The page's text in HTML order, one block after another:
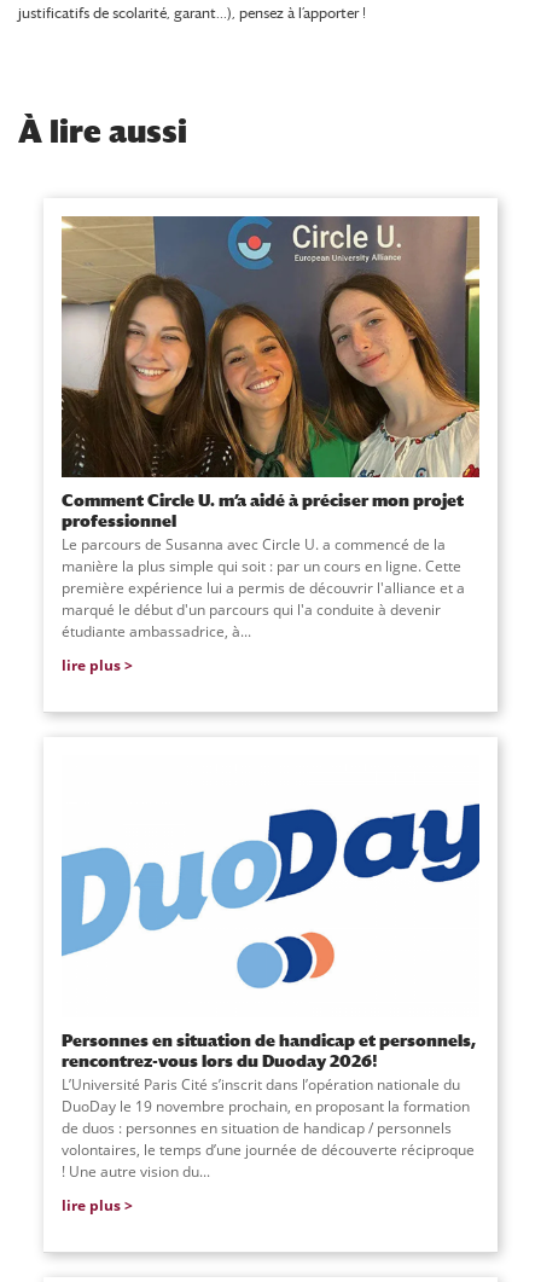
justificatifs de scolarité, garant…), pensez à l’apporter !
À lire aussi
Comment Circle U. m’a aidé à préciser mon projet
professionnel
Le parcours de Susanna avec Circle U. a commencé de la
manière la plus simple qui soit : par un cours en ligne. Cette
première expérience lui a permis de découvrir l'alliance et a
marqué le début d'un parcours qui l'a conduite à devenir
étudiante ambassadrice, à...
lire plus
Personnes en situation de handicap et personnels,
rencontrez-vous lors du Duoday 2026!
L’Université Paris Cité s’inscrit dans l’opération nationale du
DuoDay le 19 novembre prochain, en proposant la formation
de duos : personnes en situation de handicap / personnels
volontaires, le temps d’une journée de découverte réciproque
! Une autre vision du...
lire plus